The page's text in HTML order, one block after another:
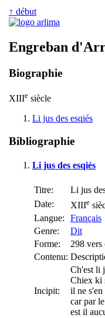
↑ début
Engreban
Biographie
XIIIe siècle
Li jus des esqiés
Bibliographie
Li jus des esqiés
Titre:
Li jus
Date:
XIIIe
Langue:
Français
Genre:
Dit
Forme:
298 vers
Contenu:
Incipit:
Ch'est li
Chiex ki
il ne s'en
car par
est il